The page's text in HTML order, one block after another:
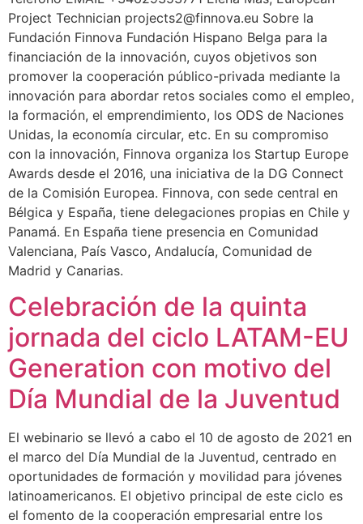
Project Technician projects2@finnova.eu Sobre la
Fundación Finnova Fundación Hispano Belga para la
financiación de la innovación, cuyos objetivos son
promover la cooperación público-privada mediante la
innovación para abordar retos sociales como el empleo,
la formación, el emprendimiento, los ODS de Naciones
Unidas, la economía circular, etc. En su compromiso
con la innovación, Finnova organiza los Startup Europe
Awards desde el 2016, una iniciativa de la DG Connect
de la Comisión Europea. Finnova, con sede central en
Bélgica y España, tiene delegaciones propias en Chile y
Panamá. En España tiene presencia en Comunidad
Valenciana, País Vasco, Andalucía, Comunidad de
Madrid y Canarias.
Celebración de la quinta
jornada del ciclo LATAM-EU
Generation con motivo del
Día Mundial de la Juventud
El webinario se llevó a cabo el 10 de agosto de 2021 en
el marco del Día Mundial de la Juventud, centrado en
oportunidades de formación y movilidad para jóvenes
latinoamericanos. El objetivo principal de este ciclo es
el fomento de la cooperación empresarial entre los